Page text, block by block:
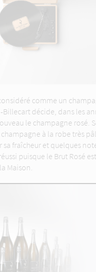
comme un
décide, dans les
le champagne rosé.
à la robe très
sa fraîcheur et quelques
puisque le Brut Rosé
Maison.